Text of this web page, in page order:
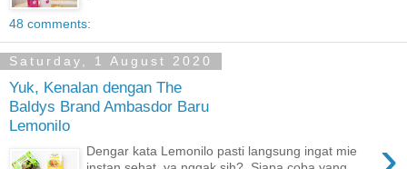
48 comments:
Saturday, 1 August 2020
Yuk, Kenalan dengan The
Baldys Brand Ambasdor Baru
Lemonilo
Dengar kata Lemonilo pasti langsung ingat mie